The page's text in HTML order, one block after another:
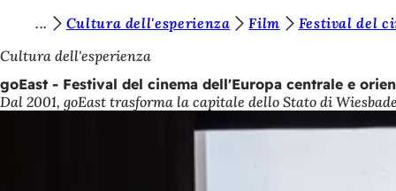
Vai al contenuto
i
e
t
Cultura dell'esperienza Film
Festival del
Cultura dell'esperienza
goEast - Festival del cinema dell'Europa centrale e
Dal 2001, goEast trasforma la capitale dello Stato di